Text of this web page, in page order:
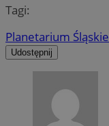
Tagi:
Planetarium Śląskie
Udostępnij